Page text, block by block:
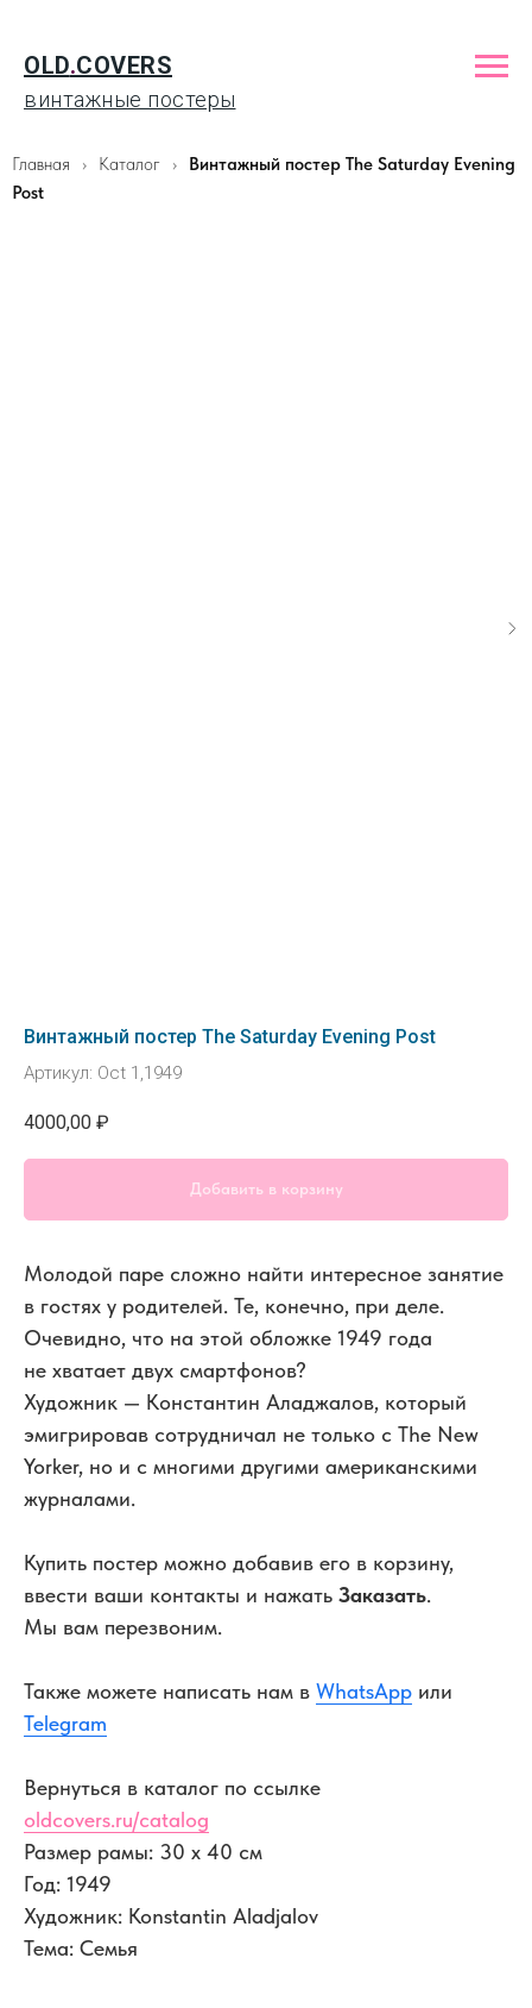
OLD.COVERS
винтажные постеры
Главная Каталог
Винтажный постер The Saturday Evening
Post
Винтажный постер The Saturday Evening Post
Артикул: Oct 1,1949
4000,00 ₽
Добавить в корзину
Молодой паре сложно найти интересное занятие
в гостях у родителей. Те, конечно, при деле.
Очевидно, что на этой обложке 1949 года
не хватает двух смартфонов?
Художник — Константин Аладжалов, который
эмигрировав сотрудничал не только с The New
Yorker, но и с многими другими американскими
журналами.
Купить постер можно добавив его в корзину,
ввести ваши контакты и нажать Заказать.
Мы вам перезвоним.
Также можете написать нам в WhatsApp или
Telegram
Вернуться в каталог по ссылке
oldcovers.ru/catalog
Размер рамы: 30 x 40 см
Год: 1949
Художник: Konstantin Aladjalov
Тема: Семья